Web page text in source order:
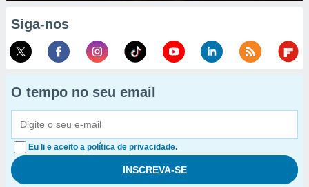
Siga-nos
O tempo no seu email
Eu li e aceito a política de privacidade.